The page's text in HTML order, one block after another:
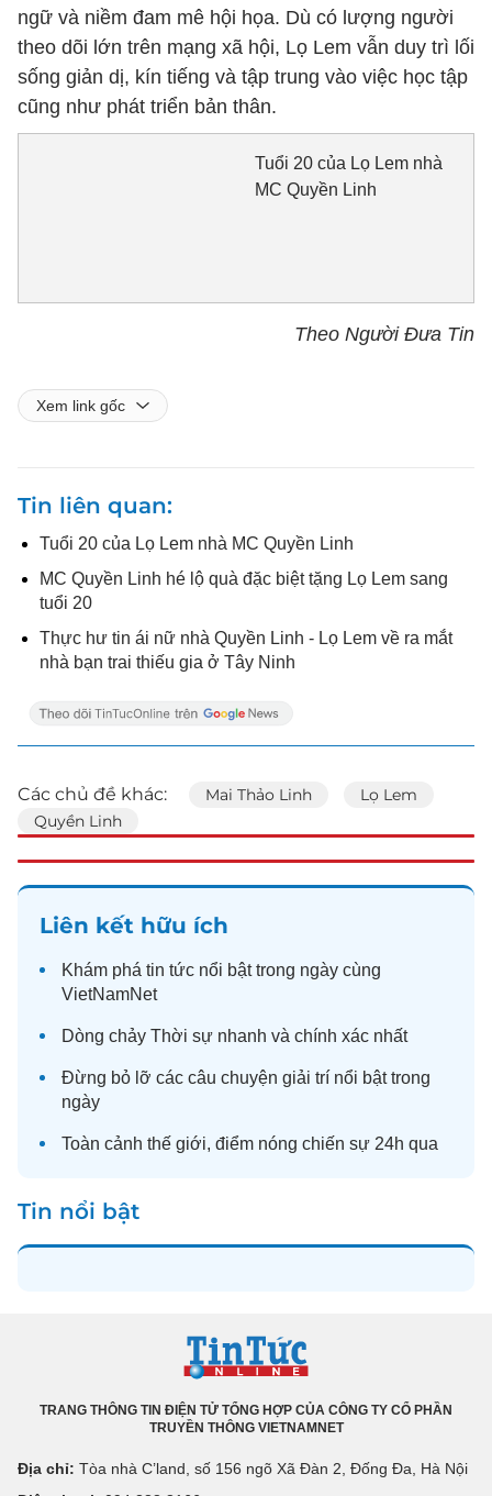
ngữ và niềm đam mê hội họa. Dù có lượng người
theo dõi lớn trên mạng xã hội, Lọ Lem vẫn duy trì lối
sống giản dị, kín tiếng và tập trung vào việc học tập
cũng như phát triển bản thân.
Tuổi 20 của Lọ Lem nhà
MC Quyền Linh
Theo Người Đưa Tin
Xem link gốc
Tin liên quan
Tuổi 20 của Lọ Lem nhà MC Quyền Linh
MC Quyền Linh hé lộ quà đặc biệt tặng Lọ Lem sang
tuổi 20
Thực hư tin ái nữ nhà Quyền Linh - Lọ Lem về ra mắt
nhà bạn trai thiếu gia ở Tây Ninh
Các chủ đề khác: Mai Thảo Linh
Lọ Lem
Quyền Linh
Liên kết hữu ích
Khám phá tin tức nổi bật trong ngày cùng
VietNamNet
Dòng chảy Thời sự nhanh và chính xác nhất
Đừng bỏ lỡ các câu chuyện giải trí nổi bật trong
ngày
Toàn cảnh thế giới, điểm nóng chiến sự 24h qua
Tin nổi bật
TRANG THÔNG TIN ĐIỆN TỬ TỔNG HỢP CỦA CÔNG TY CỔ PHẦN
TRUYỀN THÔNG VIETNAMNET
Địa chỉ: Tòa nhà C’land, số 156 ngõ Xã Đàn 2, Đống Đa, Hà Nội